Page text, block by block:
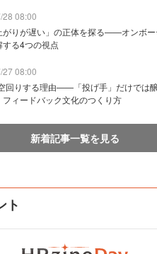
08:00
がりが遅い」の正体を探る——オンボー
する4つの視点
08:00
回りする理由——「投げ手」だけでは
フィードバック文化のつくり方
新着記事一覧を見る
ト